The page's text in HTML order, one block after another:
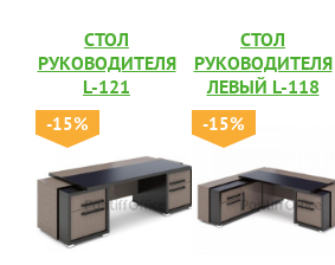
СТОЛ
РУКОВОДИТЕЛЯ
L-121
-15%
СТОЛ
РУКОВОДИТЕЛЯ
ЛЕВЫЙ L-118
-15%